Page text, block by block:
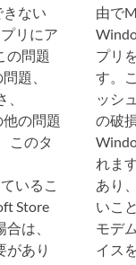
ない
リにア
の問題
題、
の問題
このタ
いるこ
Store
は、
があり
由で
プリ
す。
ッシ
の破
れま
あり
いこ
モデ
イス